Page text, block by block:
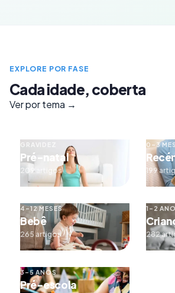
EXPLORE POR FASE
Cada idade, coberta
Ver por tema →
GRAVIDEZ
Pré-natal
209 artigos
0–3
199
4–12 MESES
Bebê
265 artigos
1–2
282
3–5 ANOS
Pré-escola